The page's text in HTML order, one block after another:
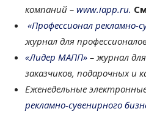
компаний – www.iapp.ru.
«Профессионал рекламно-
журнал для
«Лидер МАПП» – журнал
заказчиков, подарочных и
Еженедельные
рекламно-сувенирного